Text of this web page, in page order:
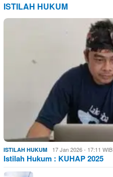
ISTILAH HUKUM
ISTILAH HUKUM 17 Jan 2026 - 17:11 WIB
Istilah Hukum : KUHAP 2025